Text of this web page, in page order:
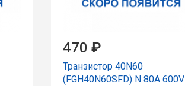
470 ₽
Транзистор 40N60
(FGH40N60SFD) N 80A 600V